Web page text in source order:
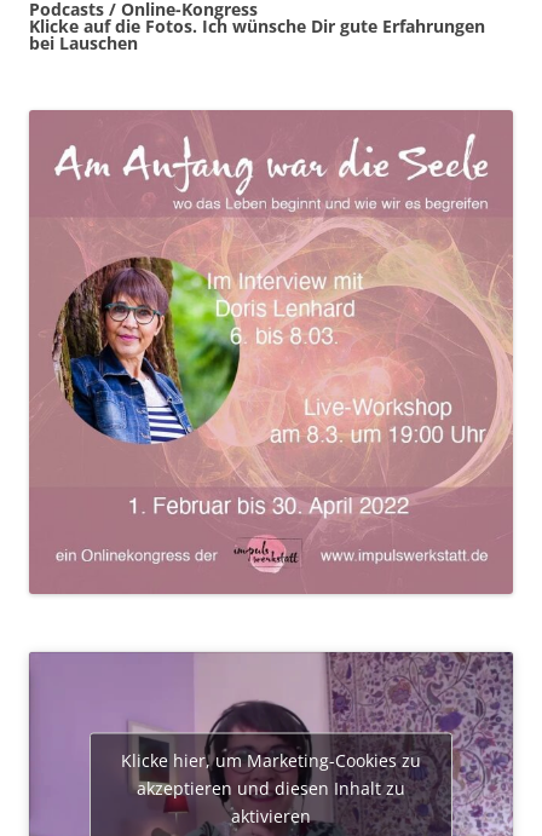
Podcasts / Online-Kongress
Klicke auf die Fotos. Ich wünsche Dir gute Erfahrungen
bei Lauschen
Klicke hier, um Marketing-Cookies zu
akzeptieren und diesen Inhalt zu
aktivieren